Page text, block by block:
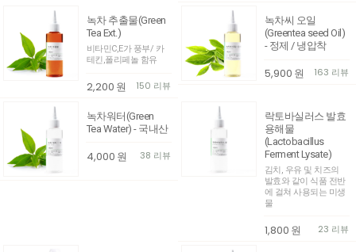
녹차 추출물(Green
Tea Ext.)
비타민C,E가 풍부/ 카
테킨,폴리페놀 함유
2,200 원 150 리뷰
녹차씨 오일
(Greentea seed Oil)
- 정제 / 냉압착
5,900 원 163 리뷰
녹차워터(Green
Tea Water) - 국내산
4,000 원 38 리뷰
락토바실러스 발효
용해물
(Lactobacillus
Ferment Lysate)
김치, 우유 및 치즈의
발효와 같이 식품 전반
에 걸쳐 사용되는 미생
물
1,800 원 23 리뷰